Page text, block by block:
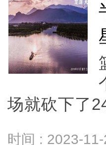
场就砍下了
时间 : 2023-11-